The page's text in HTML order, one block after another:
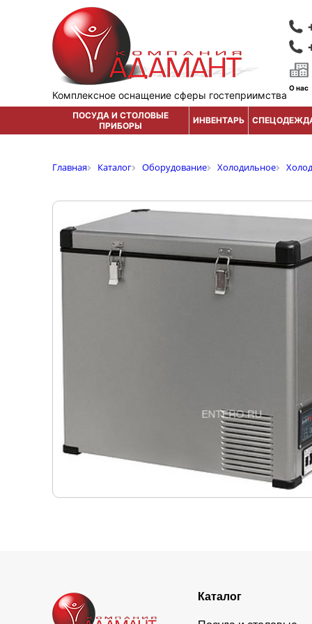
Комплексное оснащение сферы гостеприимства
О нас
ПОСУДА И СТОЛОВЫЕ
ПРИБОРЫ
ИНВЕНТАРЬ
Главная Каталог Оборудование Холодильное
Каталог